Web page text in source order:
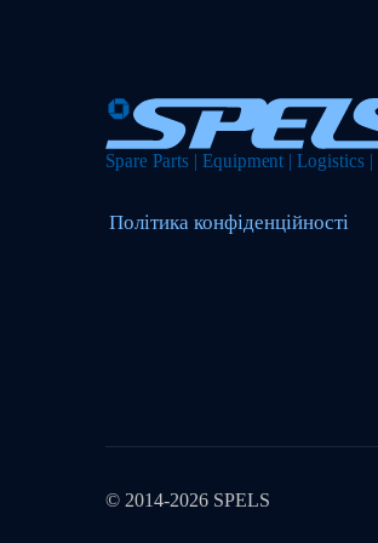
Політика конфіденційності
© 2014-2026 SPELS